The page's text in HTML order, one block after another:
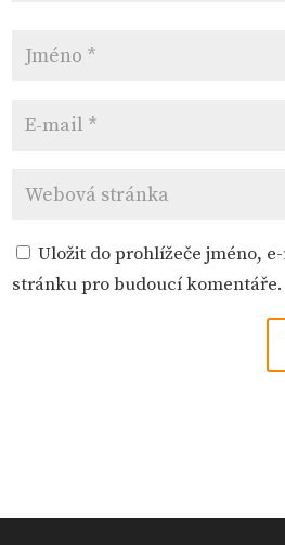
Uložit do prohlížeče jméno,
stránku pro budoucí komentáře.